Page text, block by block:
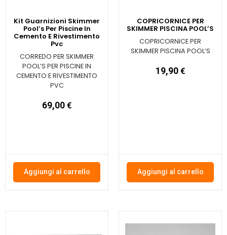
Kit Guarnizioni Skimmer
Pool’s Per Piscine In
Cemento E Rivestimento
Pvc
CORREDO PER SKIMMER
POOL’S PER PISCINE IN
CEMENTO E RIVESTIMENTO
PVC
69,00 €
Aggiungi al carrello
COPRICORNICE PER
SKIMMER PISCINA POOL’S
COPRICORNICE PER
SKIMMER PISCINA POOL’S
19,90 €
Aggiungi al carrello